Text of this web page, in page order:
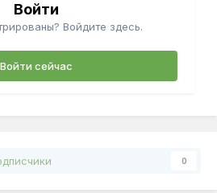
Войти
Войдите здесь.
Войти сейчас
0